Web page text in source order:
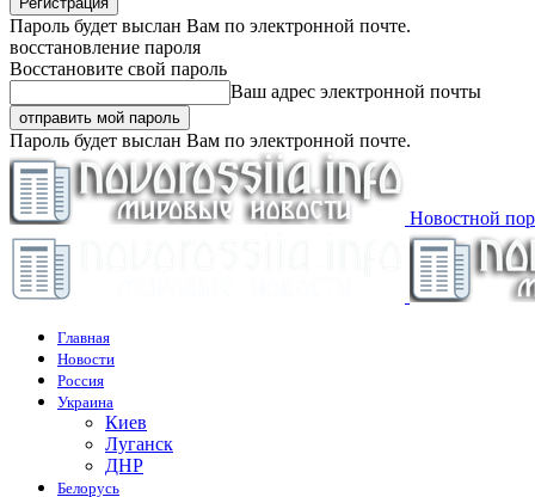
Пароль будет выслан Вам по электронной почте.
восстановление пароля
Восстановите свой пароль
Ваш адрес электронной почты
Пароль будет выслан Вам по электронной почте.
Новостной
Главная
Новости
Россия
Украина
Киев
Луганск
ДНР
Белорусь